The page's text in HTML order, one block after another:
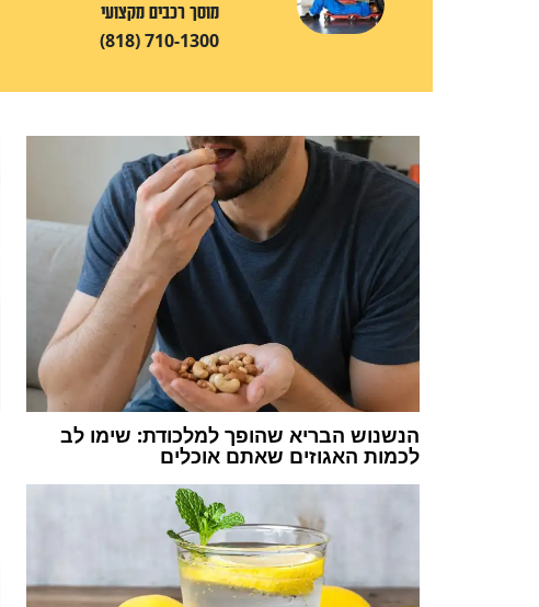
מוסך רכבים מקצועי
(818) 710-1300
הנשנוש הבריא שהופך למלכודת: שימו לב
לכמות האגוזים שאתם אוכלים